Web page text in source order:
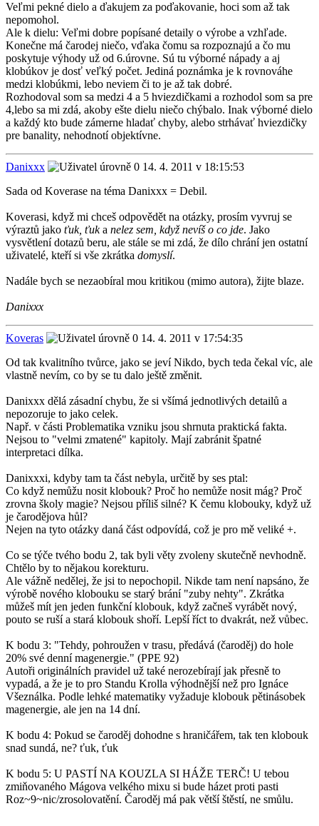
Veľmi pekné dielo a ďakujem za poďakovanie, hoci som až tak
nepomohol.
Ale k dielu: Veľmi dobre popísané detaily o výrobe a vzhľade.
Konečne má čarodej niečo, vďaka čomu sa rozpoznajú a čo mu
poskytuje výhody už od 6.úrovne. Sú tu výborné nápady a aj
klobúkov je dosť veľký počet. Jediná poznámka je k rovnováhe
medzi klobúkmi, lebo neviem či to je až tak dobré.
Rozhodoval som sa medzi 4 a 5 hviezdičkami a rozhodol som sa pre
4,lebo sa mi zdá, akoby ešte dielu niečo chýbalo. Inak výborné dielo
a každý kto bude zámerne hladať chyby, alebo strhávať hviezdičky
pre banality, nehodnotí objektívne.
Danixxx
14. 4. 2011 v 18:15:53
Sada od Koverase na téma Danixxx = Debil.
Koverasi, když mi chceš odpovědět na otázky, prosím vyvruj se
výraztů jako ťuk, ťuka nelez sem, když nevíš o co jde. Jako
vysvětlení dotazů beru, ale stále se mi zdá, že dílo chrání jen ostatní
uživatelé, kteří si vše zkrátka domyslí.
Nadále bych se nezaobíral mou kritikou (mimo autora), žijte blaze.
Danixxx
Koveras
14. 4. 2011 v 17:54:35
Od tak kvalitního tvůrce, jako se jeví Nikdo, bych teda čekal víc, ale
vlastně nevím, co by se tu dalo ještě změnit.
Danixxx dělá zásadní chybu, že si všímá jednotlivých detailů a
nepozoruje to jako celek.
Např. v části Problematika vzniku jsou shrnuta praktická fakta.
Nejsou to "velmi zmatené" kapitoly. Mají zabránit špatné
interpretaci dílka.
Danixxxi, kdyby tam ta část nebyla, určitě by ses ptal:
Co když nemůžu nosit klobouk? Proč ho nemůže nosit mág? Proč
zrovna školy magie? Nejsou příliš silné? K čemu klobouky, když už
je čarodějova hůl?
Nejen na tyto otázky daná část odpovídá, což je pro mě veliké +.
Co se týče tvého bodu 2, tak byli věty zvoleny skutečně nevhodně.
Chtělo by to nějakou korekturu.
Ale vážně nedělej, že jsi to nepochopil. Nikde tam není napsáno, že
výrobě nového klobouku se starý brání "zuby nehty". Zkrátka
můžeš mít jen jeden funkční klobouk, když začneš vyrábět nový,
pouto se ruší a stará klobouk shoří. Lepší říct to dvakrát, než vůbec.
K bodu 3: "Tehdy, pohroužen v trasu, předává (čaroděj) do hole
20% své denní magenergie." (PPE 92)
Autoři originálních pravidel už také nerozebírají jak přesně to
vypadá, a že je to pro Standu Krolla výhodnější než pro Ignáce
Všeználka. Podle lehké matematiky vyžaduje klobouk pětinásobek
magenergie, ale jen na 14 dní.
K bodu 4: Pokud se čaroděj dohodne s hraničářem, tak ten klobouk
snad sundá, ne? ťuk, ťuk
K bodu 5: U PASTÍ NA KOUZLA SI HÁŽE TERČ! U tebou
zmiňovaného Mágova velkého mixu si bude házet proti pasti
Roz~9~nic/zrosolovatění. Čaroděj má pak větší štěstí, ne smůlu.